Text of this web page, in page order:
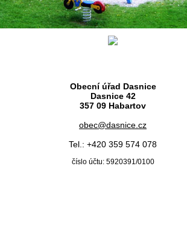
Obecní úřad Dasnice
Dasnice 42
357 09 Habartov
obec@dasnice.cz
Tel.: +420 359 574 078
číslo účtu: 5920391/0100